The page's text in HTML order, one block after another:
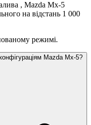
, Mazda Mx-5
на відстань 1 000
режимі.
Mazda Mx-5?